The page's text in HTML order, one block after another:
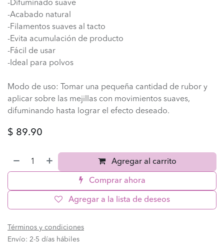
-Difuminado suave
-Acabado natural
-Filamentos suaves al tacto
-Evita acumulación de producto
-Fácil de usar
-Ideal para polvos
Modo de uso: Tomar una pequeña cantidad de rubor y
aplicar sobre las mejillas con movimientos suaves,
difuminando hasta lograr el efecto deseado.
$ 89.90
Agregar al carrito
Comprar ahora
Agregar a la lista de deseos
Términos y condiciones
Envío: 2-5 días hábiles